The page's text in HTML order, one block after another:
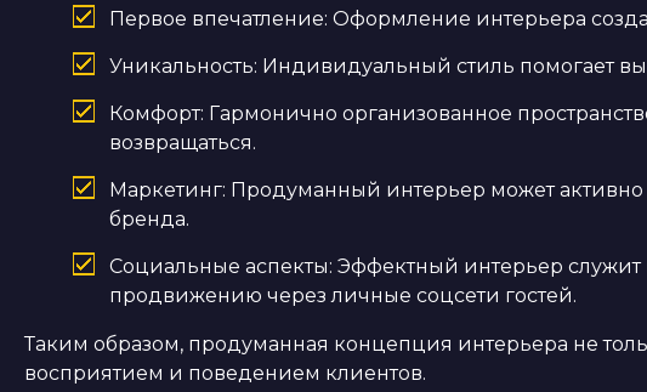
Первое впечатление: Оформление интерьера
Уникальность: Индивидуальный стиль помогает
Комфорт: Гармонично организованное
возвращаться.
Маркетинг: Продуманный интерьер может активно
бренда.
Социальные аспекты: Эффектный интерьер
продвижению через личные соцсети гостей.
Таким образом, продуманная концепция интерьера не
восприятием и поведением клиентов.